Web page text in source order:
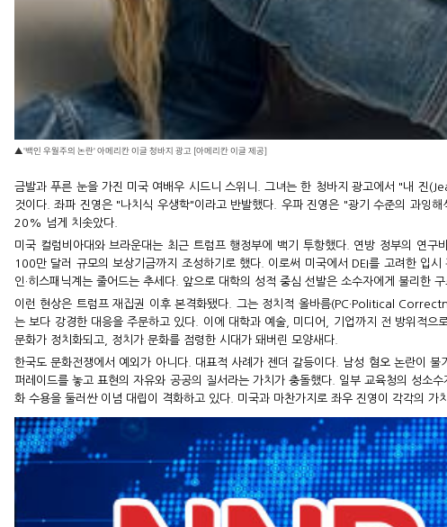
▲'백인 우월주의 논란' 아메리칸 이글 청바지 광고 [아메리칸 이글 제공]
금발과 푸른 눈을 가진 미국 여배우 시드니 스위니. 그녀는 한 청바지 광고에서 "내 진
것이다. 좌파 진영은 "나치식 우생학"이라고 반발했다. 우파 진영은 "광기 수준의 과잉
20% 넘게 치솟았다.
미국 컬럼비아대와 브라운대는 최근 트럼프 행정부에 백기 투항했다. 연방 정부의 연
100만 달러 규모의 보상기금까지 조성하기로 했다. 이로써 미국에서 DEI를 고려한
인·히스패닉계는 줄어드는 추세다. 앞으로 대학의 성적 중심 선발은 소수자에게 불리한
이런 현상은 트럼프 재집권 이후 본격화됐다. 그는 정치적 올바름(PC·Political
는 보다 강경한 대응을 주문하고 있다. 이에 대학과 예술, 미디어, 기업까지 전 방위적
문화가 정치화되고, 정치가 문화를 점령한 시대가 돼버린 모양새다.
한국도 문화전쟁에서 예외가 아니다. 대표적 사례가 젠더 갈등이다. 남성 혐오 논란이
퍼레이드를 놓고 표현의 자유와 공공의 질서라는 가치가 충돌했다. 일부 교육청의 성소
화 수용을 둘러싼 이념 대립이 격화하고 있다. 미국과 마찬가지로 좌우 진영이 각각의 가